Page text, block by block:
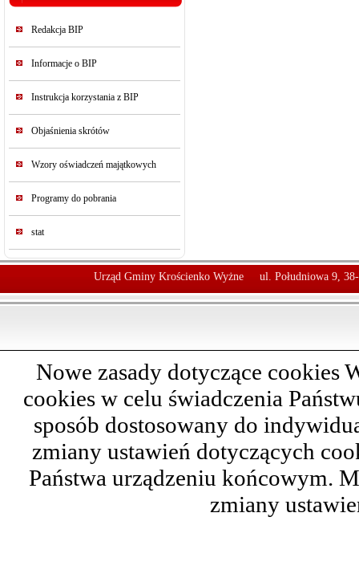
Redakcja BIP
Informacje o BIP
Instrukcja korzystania z BIP
Objaśnienia skrótów
Wzory oświadczeń majątkowych
Programy do pobrania
stat
Urząd Gminy Krościenko Wyżne ul. Południowa 9,
Nowe zasady dotyczące cookies
cookies w celu świadczenia
sposób dostosowany do
zmiany ustawień dotyczących
Państwa urządzeniu końcowym.
zmiany